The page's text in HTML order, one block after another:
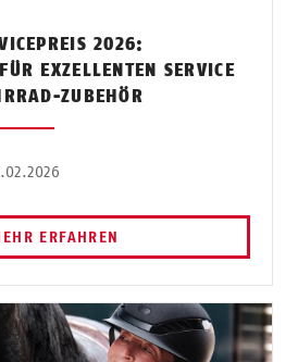
2026:
EXZELLENTEN SERVICE
ZUBEHÖR
ERFAHREN